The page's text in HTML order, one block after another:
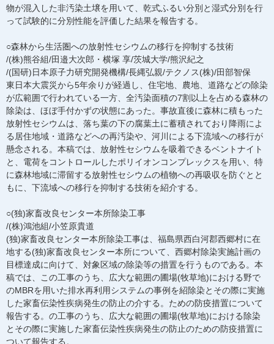
物が混入した非汚染土壌を用いて、乾式ふるい分別と湿式分別を行
って試験的に分別性能を評価した結果を報告する。
○森林から生活圏への放射性セシウムの移行を抑制する技術
/(株)熊谷組/田邉大次郎・横塚 享/茨城大学/熊沢紀之
/(国研)日本原子力研究開発機構/長縄弘親/テクノス(株)/田部智保
東日本大震災から5年余りが経過し、住宅地、農地、道路などの除染
が広範囲で行われている一方、全汚染面積の7割以上を占める森林の
除染は、ほぼ手付かずの状態にあった。事故直後に森林に積もった
放射性セシウムは、落ち葉の下の腐葉土に蓄積されており降雨によ
る居住地域・道路などへの再汚染や、河川による下流域への移行が
懸念される。本稿では、放射性セシウムを吸着できるベントナイト
と、電荷をコントロールしたポリイオンコンプレックスを用い、特
に森林地域に滞留する放射性セシウムの植物への再吸収を防ぐとと
もに、下流域への移行を抑制する技術を紹介する。
○(独)家畜改良センター本所除染工事
/(株)鴻池組/小笠原貴道
(独)家畜改良センター本所除染工事は、福島県西白河郡西郷村に在
地する(独)家畜改良センター本所について、西郷村除染実施計画の
目標達成に向けて、対象区域の除染等の措置を行うものである。本
稿では、この工事のうち、広大な範囲の圃場(牧草地)における野で
のMBRを用いた排水再利用システムの事例を紹除染とその際に実施
した家畜伝染性疾病発生の防止の介する。ための防疫措置について
報告する。の工事のうち、広大な範囲の圃場(牧草地)における除染
とその際に実施した家畜伝染性疾病発生の防止のための防疫措置に
ついて報告する。